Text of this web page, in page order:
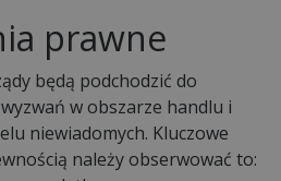
prawne
będą podchodzić do
w obszarze handlu i
niewiadomych. Kluczowe
należy obserwować to: